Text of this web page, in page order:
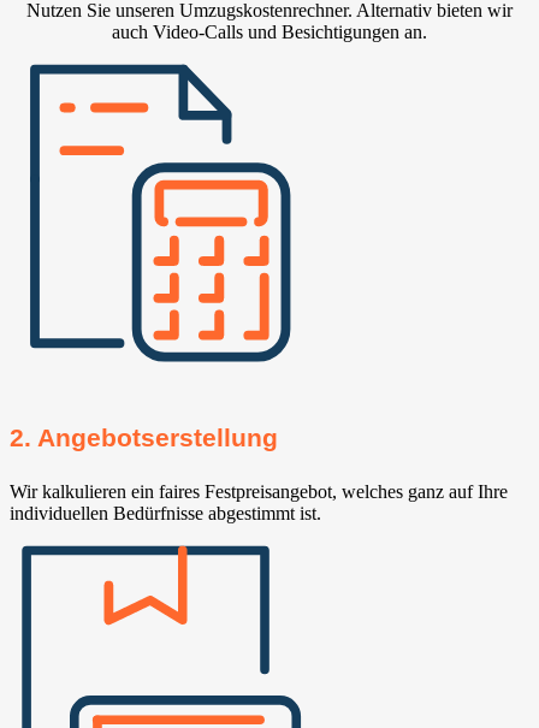
Nutzen Sie unseren Umzugskostenrechner. Alternativ bieten wir
auch Video-Calls und Besichtigungen an.
2. Angebotserstellung
Wir kalkulieren ein faires Festpreisangebot, welches ganz auf Ihre
individuellen Bedürfnisse abgestimmt ist.